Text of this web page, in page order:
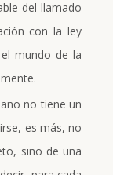
del llamado
con la ley
mundo de la
no tiene un
es más, no
sino de una